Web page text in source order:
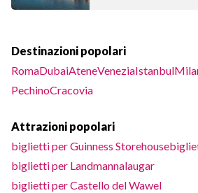
Destinazioni popolari
RomaDubaiAteneVeneziaIstanbul
PechinoCracovia
Attrazioni popolari
biglietti per Guinness Storehouse
biglietti per Landmannalaugar
biglietti per Castello del Wawel